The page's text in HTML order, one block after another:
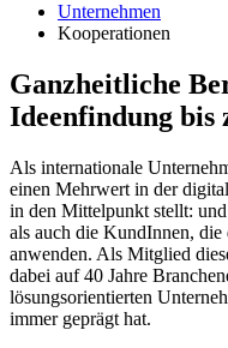
Unternehmen
Kooperationen
Ganzheitliche
Ideenfindung bis
Als internationale
einen Mehrwert in der
in den Mittelpunkt stellt:
als auch die KundInnen,
anwenden. Als Mitglied
dabei auf 40 Jahre
lösungsorientierten
immer geprägt hat.